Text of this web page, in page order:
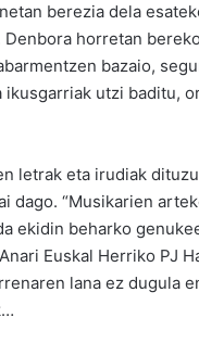
berezia dela
horretan
bazaio,
utzi baditu,
letrak eta irudiak
dago. “Musikarien
ekidin beharko
Euskal Herriko PJ
lana ez dugula